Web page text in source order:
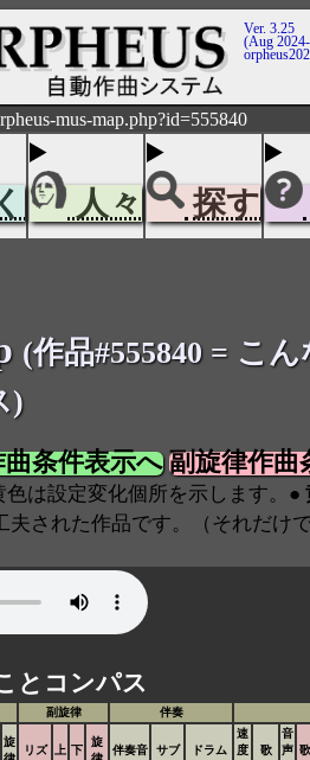
Ver. 3.25
(Aug
mus-map.php?id=555840
人々 探す
(作品#555840 = こ
)
条件表示へ副旋律作曲
は設定変化個所を示します。●
夫された作品です。（それだけ
とコンパス
副旋律
伴奏
旋
リズ
上 下
旋
伴奏音
サブ
ドラム
速
度
歌
音
声